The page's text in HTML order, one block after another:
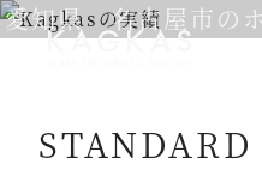
愛知県 名古屋市の